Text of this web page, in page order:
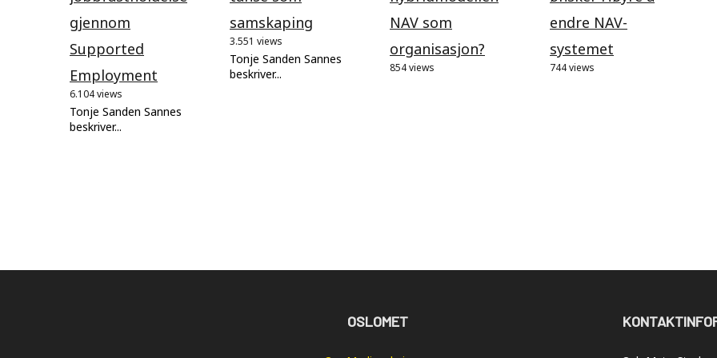
gjennom
Supported
Employment
6.104 views
Tonje Sanden Sannes
beskriver...
samskaping
3.551 views
Tonje Sanden Sannes
beskriver...
NAV som
organisasjon?
854 views
endre NAV-
systemet
744 views
OSLOMET